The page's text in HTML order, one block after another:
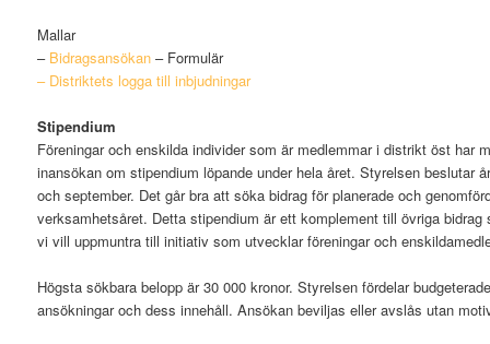
Mallar
– Bidragsansökan – Formulär
– Distriktets logga till inbjudningar
Stipendium
Föreningar och enskilda individer som är medlemmar i distrikt öst har
inansökan om stipendium löpande under hela året. Styrelsen beslutar
och september. Det går bra att söka bidrag för planerade och
verksamhetsåret. Detta stipendium är ett komplement till övriga bidrag
vi vill uppmuntra till initiativ som utvecklar föreningar och enskilda
Högsta sökbara belopp är 30 000 kronor. Styrelsen fördelar
ansökningar och dess innehåll. Ansökan beviljas eller avslås utan